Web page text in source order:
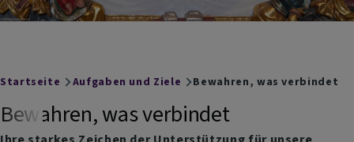
Breadcrumb
Startseite Aufgaben und Ziele Bewahren, was verbindet
Bewahren, was verbindet